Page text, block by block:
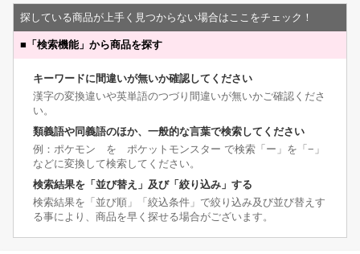
探している商品が上手く見つからない場合はここをチェック！
■ 「検索機能」から商品を探す
キーワードに間違いが無いか確認してください
漢字の変換違いや英単語のつづり間違いが無いかご確認くださ
い。
類義語や同義語のほか、一般的な言葉で検索してください
例：ポケモン を ポケットモンスター で検索「ー」を「−」
などに変換して検索してください。
検索結果を「並び替え」及び「絞り込み」する
検索結果を「並び順」「絞込条件」で絞り込み及び並び替えす
る事により、商品を早く探せる場合がございます。